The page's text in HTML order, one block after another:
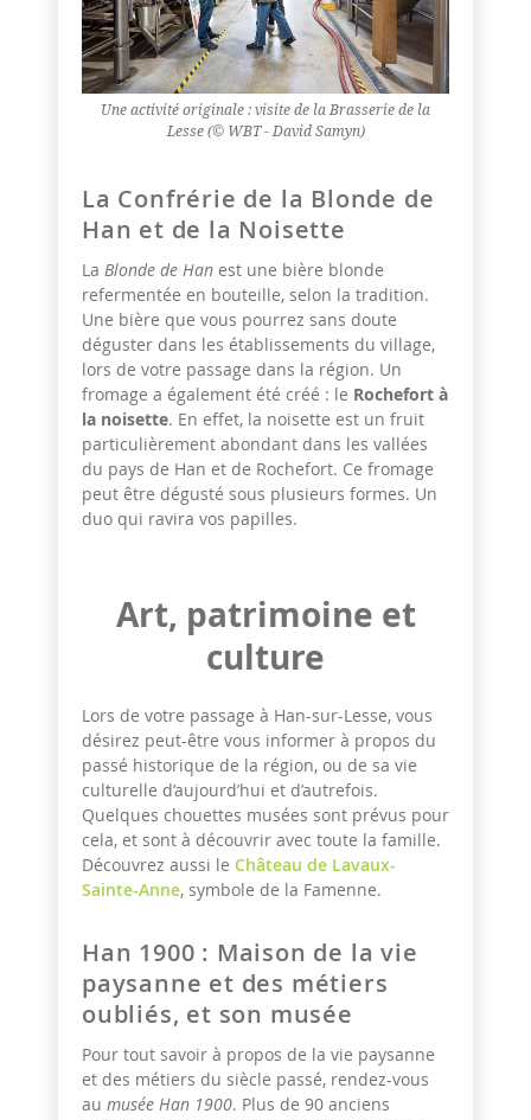
Une activité originale : visite de la Brasserie de la
Lesse (© WBT - David Samyn)
La Confrérie de la Blonde de
Han et de la Noisette
La Blonde de Han est une bière blonde
refermentée en bouteille, selon la tradition.
Une bière que vous pourrez sans doute
déguster dans les établissements du village,
lors de votre passage dans la région. Un
fromage a également été créé : le Rochefort à
la noisette. En effet, la noisette est un fruit
particulièrement abondant dans les vallées
du pays de Han et de Rochefort. Ce fromage
peut être dégusté sous plusieurs formes. Un
duo qui ravira vos papilles.
Art, patrimoine et
culture
Lors de votre passage à Han-sur-Lesse, vous
désirez peut-être vous informer à propos du
passé historique de la région, ou de sa vie
culturelle d’aujourd’hui et d’autrefois.
Quelques chouettes musées sont prévus pour
cela, et sont à découvrir avec toute la famille.
Découvrez aussi le Château de Lavaux-
Sainte-Anne, symbole de la Famenne.
Han 1900 : Maison de la vie
paysanne et des métiers
oubliés, et son musée
Pour tout savoir à propos de la vie paysanne
et des métiers du siècle passé, rendez-vous
au musée Han 1900. Plus de 90 anciens